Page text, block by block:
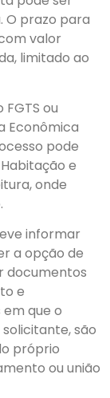
O prazo para
valor
limitado ao
ou
Econômica
pode
e
onde
informar
a opção de
documentos
e
que o
são
próprio
ou união